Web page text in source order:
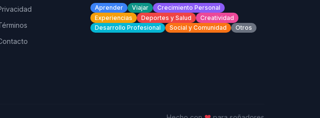
Aprender Viajar
Crecimiento Personal
Experiencias
Deportes y Salud
Creatividad
Desarrollo Profesional
Social y Comunidad Otros